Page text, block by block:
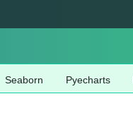
Seaborn Pyecharts